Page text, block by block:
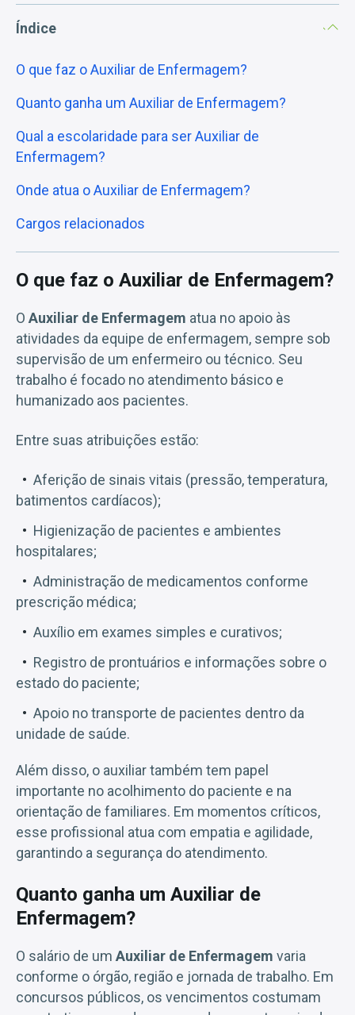
Índice
O que faz o Auxiliar de Enfermagem?
Quanto ganha um Auxiliar de Enfermagem?
Qual a escolaridade para ser Auxiliar de
Enfermagem?
Onde atua o Auxiliar de Enfermagem?
Cargos relacionados
O que faz o Auxiliar de Enfermagem?
O Auxiliar de Enfermagem atua no apoio às
atividades da equipe de enfermagem, sempre sob
supervisão de um enfermeiro ou técnico. Seu
trabalho é focado no atendimento básico e
humanizado aos pacientes.
Entre suas atribuições estão:
Aferição de sinais vitais (pressão, temperatura,
batimentos cardíacos);
Higienização de pacientes e ambientes
hospitalares;
Administração de medicamentos conforme
prescrição médica;
Auxílio em exames simples e curativos;
Registro de prontuários e informações sobre o
estado do paciente;
Apoio no transporte de pacientes dentro da
unidade de saúde.
Além disso, o auxiliar também tem papel
importante no acolhimento do paciente e na
orientação de familiares. Em momentos críticos,
esse profissional atua com empatia e agilidade,
garantindo a segurança do atendimento.
Quanto ganha um Auxiliar de
Enfermagem?
O salário de um Auxiliar de Enfermagem varia
conforme o órgão, região e jornada de trabalho. Em
concursos públicos, os vencimentos costumam